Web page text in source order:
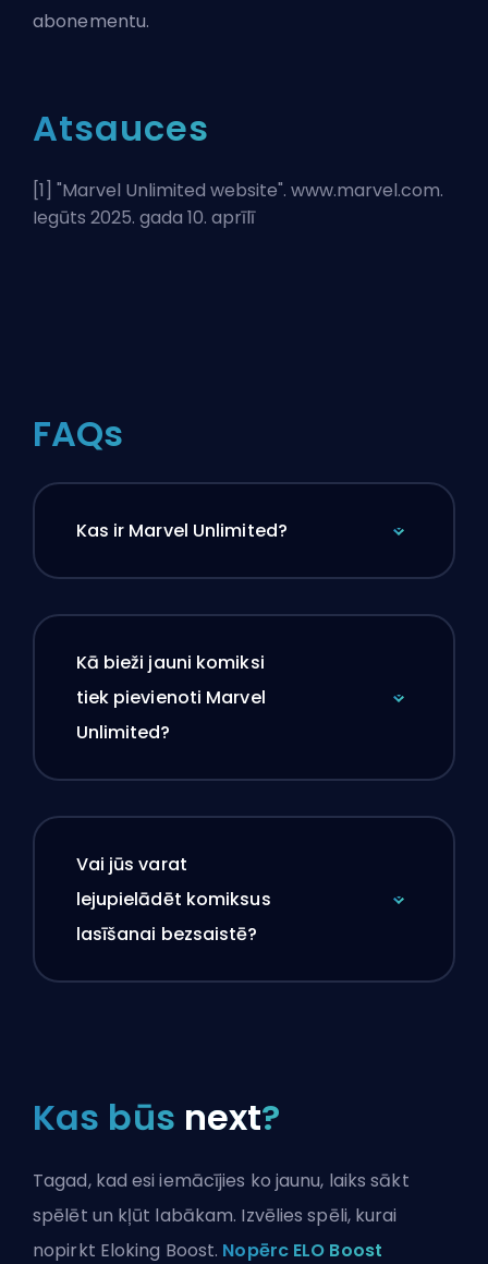
abonementu.
Atsauces
[1] "Marvel Unlimited website". www.marvel.com.
Iegūts 2025. gada 10. aprīlī
FAQs
Kas ir Marvel Unlimited?
Kā bieži jauni komiksi
tiek pievienoti Marvel
Unlimited?
Vai jūs varat
lejupielādēt komiksus
lasīšanai bezsaistē?
Kas būs next?
Tagad, kad esi iemācījies ko jaunu, laiks sākt
spēlēt un kļūt labākam. Izvēlies spēli, kurai
nopirkt Eloking Boost. Nopērc ELO Boost